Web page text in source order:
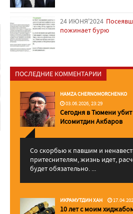
24 ИЮНЯ'2024
пожинает бурю
ПОСЛЕДНИЕ КОММЕНТАРИИ
HAMZA CHERNOMORCHENKO
03.06.2026, 23:29
Сегодня в Тюмени убит
Исомитдин Акбаров
Со скорбью к павшим и
притеснителям, жизнь идет,
будет обязательно. ...
ИКРАМУТДИН ХАН
10 лет с моим